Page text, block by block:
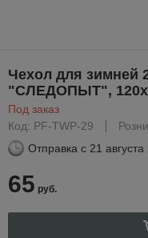
Чехол для зимней
"СЛЕДОПЫТ",
Под заказ
Код: PF-TWP-29
Отправка с 21
65 руб.